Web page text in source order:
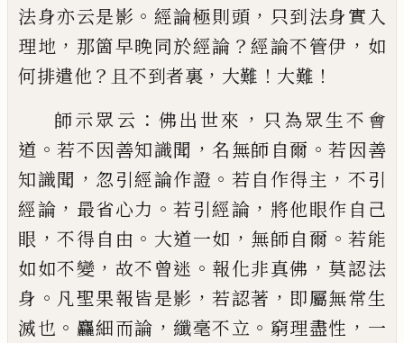
法身亦云是影 。 經論極則頭 ， 只到法身實入
理地 ， 那箇早晚同於經論 ？ 經論不管伊 ， 如
何排遣他 ？ 且不到者裏 ， 大難 ！ 大難 ！
師示眾云 ： 佛出世來 ， 只為眾生不會
道 。若不因善知識聞 ，名無師自爾 。若因善
知識聞 ， 忽引經論作證 。 若自作得主 ，不引
經論 ， 最省心力 。若引經論 ， 將他眼作 自 己
眼 ，不得自由 。 大道一如 ， 無師自爾 。若能
如如不變 ， 故不曾迷 。 報化非真佛 ， 莫認法
身 。 凡聖果報皆是影 ，若認著 ， 即屬無常生
滅也 。 麤細而論 ， 纖毫不立 。 窮理盡性 ， 一